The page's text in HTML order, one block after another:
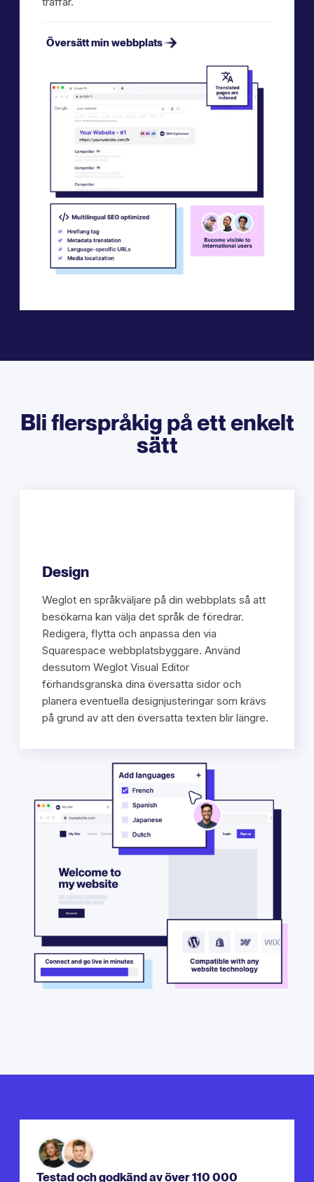
Översätt min webbplats
Bli flerspråkig på ett enkelt
sätt
Design
Weglot en språkväljare på din webbplats så att
besökarna kan välja det språk de föredrar.
Redigera, flytta och anpassa den via
Squarespace webbplatsbyggare. Använd
dessutom Weglot Visual Editor
förhandsgranska dina översatta sidor och
planera eventuella designjusteringar som krävs
på grund av att den översatta texten blir längre.
Testad och godkänd av över 110 000